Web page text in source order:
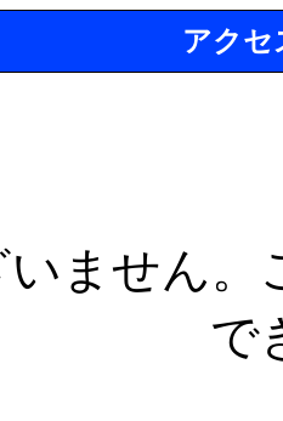
アクセ
ません
で